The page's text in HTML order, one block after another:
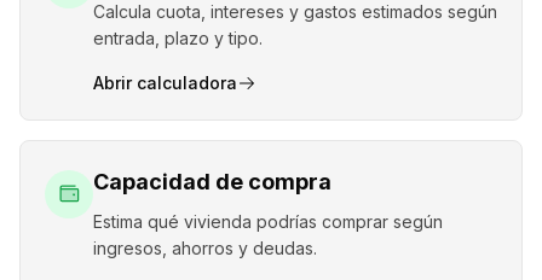
Calcula cuota, intereses y gastos estimados según
entrada, plazo y tipo.
Abrir calculadora
Capacidad de compra
Estima qué vivienda podrías comprar según
ingresos, ahorros y deudas.